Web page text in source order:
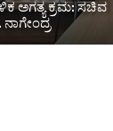
ಅಗತ್ಯ ಕ್ರಮ: ಸಚಿವ